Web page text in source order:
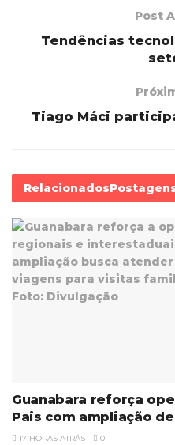
Post
Tendências
Tiago Máci
Relacionados
Guanabara reforça
Pais com ampliação
17 HORAS ATRÁS 0